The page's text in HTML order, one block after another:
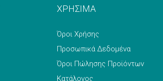
ΧΡΗΣΙΜΑ
Όροι Χρήσης
Προσωπικά Δεδομένα
Όροι Πώλησης Προϊόντων
Κατάλογος